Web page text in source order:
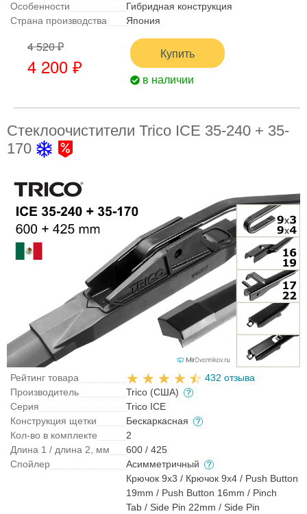
Особенности
Гибридная конструкция
Страна производства
Япония
4 520 ₽
4 200 ₽
Купить
в наличии
Стеклоочистители Trico ICE 35-240 + 35-
170
Рейтинг товара
432 отзыва
Производитель
Trico (США)
Серия
Trico ICE
Конструкция щетки
Бескаркасная
Кол-во в комплекте
2
Длина 1 / длина 2, мм
600 / 425
Спойлер
Асимметричный
Крючок 9x3 / Крючок 9x4 / Push Button
19mm / Push Button 16mm / Pinch
Tab / Side Pin 22mm / Side Pin